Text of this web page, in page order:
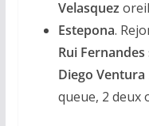
Velasquez
Estepona.
Rui Fernandes
Diego Ventura
queue, 2 deux